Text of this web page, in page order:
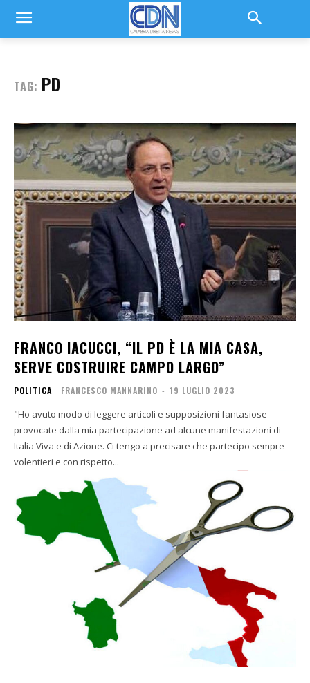
TAG: PD
FRANCO IACUCCI, “IL PD È LA MIA CASA,
SERVE COSTRUIRE CAMPO LARGO”
POLITICA FRANCESCO MANNARINO - 19 LUGLIO 2023
"Ho avuto modo di leggere articoli e supposizioni fantasiose
provocate dalla mia partecipazione ad alcune manifestazioni di
Italia Viva e di Azione. Ci tengo a precisare che partecipo sempre
volentieri e con rispetto...